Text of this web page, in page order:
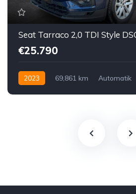
Seat Tarraco 2,0 TDI Style
€25.790
2023 69,861 km Automatik